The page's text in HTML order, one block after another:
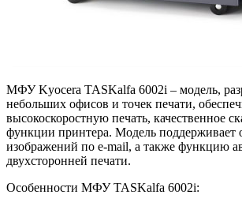
МФУ Kyocera TASKalfa 6002i – модель,
небольших офисов и точек печати,
высокоскоростную печать, качественное
функции принтера. Модель поддерживает
изображений по e-mail, а также функцию
двухсторонней печати.
Особенности МФУ TASKalfa 6002i: